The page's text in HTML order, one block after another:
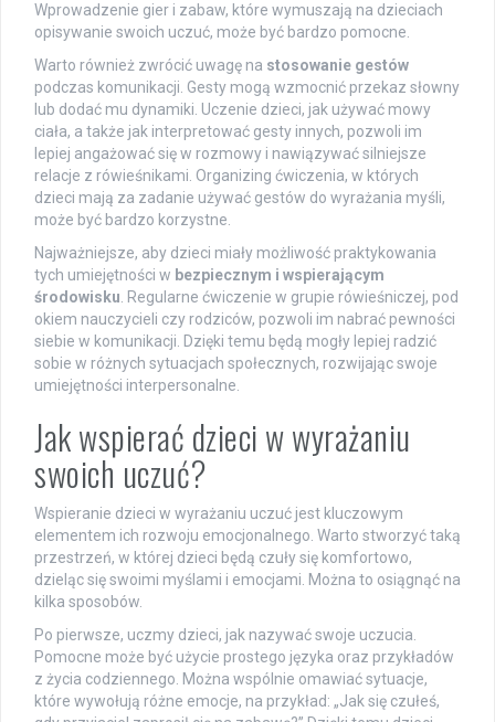
Wprowadzenie gier i zabaw, które wymuszają na dzieciach
opisywanie swoich uczuć, może być bardzo pomocne.
Warto również zwrócić uwagę na stosowanie gestów
podczas komunikacji. Gesty mogą wzmocnić przekaz słowny
lub dodać mu dynamiki. Uczenie dzieci, jak używać mowy
ciała, a także jak interpretować gesty innych, pozwoli im
lepiej angażować się w rozmowy i nawiązywać silniejsze
relacje z rówieśnikami. Organizing ćwiczenia, w których
dzieci mają za zadanie używać gestów do wyrażania myśli,
może być bardzo korzystne.
Najważniejsze, aby dzieci miały możliwość praktykowania
tych umiejętności w bezpiecznym i wspierającym
środowisku. Regularne ćwiczenie w grupie rówieśniczej, pod
okiem nauczycieli czy rodziców, pozwoli im nabrać pewności
siebie w komunikacji. Dzięki temu będą mogły lepiej radzić
sobie w różnych sytuacjach społecznych, rozwijając swoje
umiejętności interpersonalne.
Jak wspierać dzieci w wyrażaniu
swoich uczuć?
Wspieranie dzieci w wyrażaniu uczuć jest kluczowym
elementem ich rozwoju emocjonalnego. Warto stworzyć taką
przestrzeń, w której dzieci będą czuły się komfortowo,
dzieląc się swoimi myślami i emocjami. Można to osiągnąć na
kilka sposobów.
Po pierwsze, uczmy dzieci, jak nazywać swoje uczucia.
Pomocne może być użycie prostego języka oraz przykładów
z życia codziennego. Można wspólnie omawiać sytuacje,
które wywołują różne emocje, na przykład: „Jak się czułeś,